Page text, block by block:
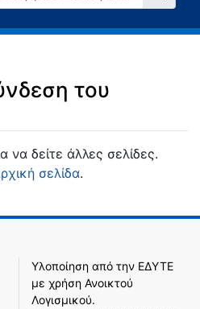
του
αναζήτηση
να δείτε άλλες σελίδες.
σελίδα.
Υλοποίηση από την ΕΔΥΤΕ
με χρήση Ανοικτού
Λογισμικού.